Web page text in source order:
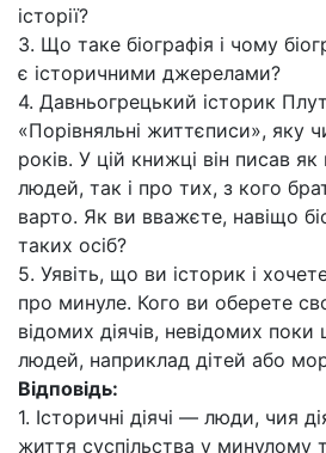
історії?
3. Що таке біографія і чому
є історичними джерелами?
4. Давньогрецький історик
«Порівняльні життєписи», яку
років. У цій книжці він писав
людей, так і про тих, з кого
варто. Як ви вважєте, навіщо
таких осіб?
5. Уявіть, що ви історик і
про минуле. Кого ви оберете
відомих діячів, невідомих
людей, наприклад дітей або
Відповідь:
1. Історичні діячі — люди, чия
життя суспільства у минулому